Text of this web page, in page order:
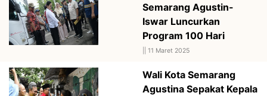
Semarang Agustin-
Iswar Luncurkan
Program 100 Hari
11 Maret 2025
Wali Kota Semarang
Agustina Sepakat Kepala